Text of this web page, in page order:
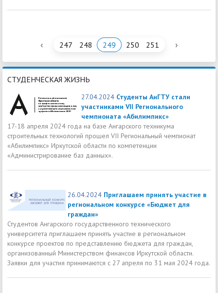
‹ 247 248 249 250 251 ›
СТУДЕНЧЕСКАЯ ЖИЗНЬ
27.04.2024 Студенты АнГТУ стали
участниками VII Регионального
чемпионата «Абилимпикс»
17-18 апреля 2024 года на базе Ангарского техникума
строительных технологий прошел VII Региональный чемпионат
«Абилимпикс» Иркутской области по компетенции
«Администрирование баз данных».
26.04.2024 Приглашаем принять участие в
региональном конкурсе «Бюджет для
граждан»
Студентов Ангарского государственного технического
университета приглашаем принять участие в региональном
конкурсе проектов по представлению бюджета для граждан,
организованный Министерством финансов Иркутской области.
Заявки для участия принимаются с 27 апреля по 31 мая 2024 года.